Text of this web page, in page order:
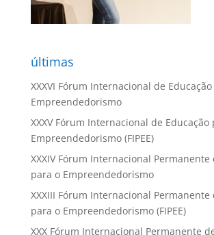
últimas
XXXVI Fórum Internacional de
Empreendedorismo
XXXV Fórum Internacional de Educação
Empreendedorismo (FIPEE)
XXXIV Fórum Internacional Permanente
para o Empreendedorismo
XXXIII Fórum Internacional Permanente
para o Empreendedorismo (FIPEE)
XXX Fórum Internacional Permanente